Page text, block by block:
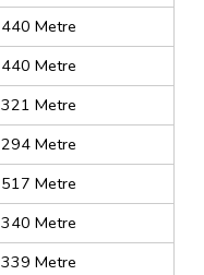
440 Metre
440 Metre
321 Metre
294 Metre
517 Metre
340 Metre
339 Metre